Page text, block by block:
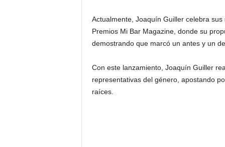
Actualmente, Joaquín Guiller celebra
Premios Mi Bar Magazine, donde su
demostrando que marcó un antes y un
Con este lanzamiento, Joaquín Guiller
representativas del género, apostando
raíces.